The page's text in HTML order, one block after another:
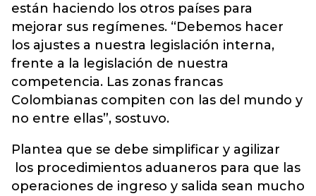
están haciendo los otros países para
mejorar sus regímenes. “Debemos hacer
los ajustes a nuestra legislación interna,
frente a la legislación de nuestra
competencia. Las zonas francas
Colombianas compiten con las del mundo y
no entre ellas”, sostuvo.
Plantea que se debe simplificar y agilizar
los procedimientos aduaneros para que las
operaciones de ingreso y salida sean mucho